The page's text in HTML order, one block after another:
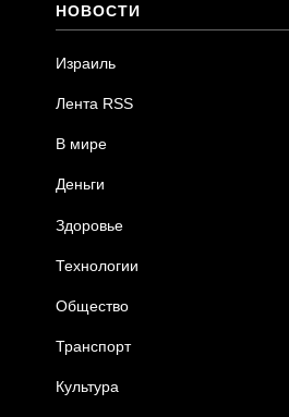
НОВОСТИ
Израиль
Лента RSS
В мире
Деньги
Здоровье
Технологии
Общество
Транспорт
Культура